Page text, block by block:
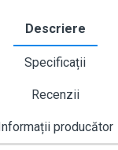
Descriere
Specificații
Recenzii
Informații producător